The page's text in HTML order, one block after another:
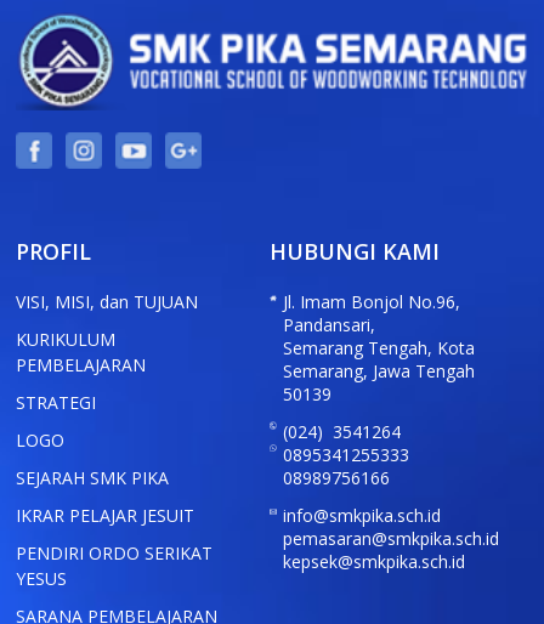
PROFIL
VISI, MISI, dan TUJUAN
KURIKULUM
PEMBELAJARAN
STRATEGI
LOGO
SEJARAH SMK PIKA
IKRAR PELAJAR JESUIT
PENDIRI ORDO SERIKAT
YESUS
SARANA PEMBELAJARAN
HUBUNGI KAMI
Jl. Imam Bonjol No.96,
Pandansari,
Semarang Tengah, Kota
Semarang, Jawa Tengah
50139
(024) 3541264
0895341255333
08989756166
info@smkpika.sch.id
pemasaran@smkpika.sch.id
kepsek@smkpika.sch.id